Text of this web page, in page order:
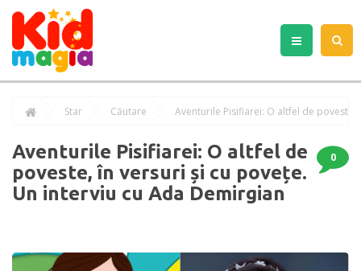
Star Căutare
Aventurile Pisifiarei: O altfel de
poveste, în versuri și cu povețe.
Un interviu cu Ada Demirgian
0